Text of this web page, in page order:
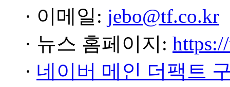
· 이메일: jebo@tf.co.kr
· 뉴스 홈페이지:
· 네이버 메인 더팩트